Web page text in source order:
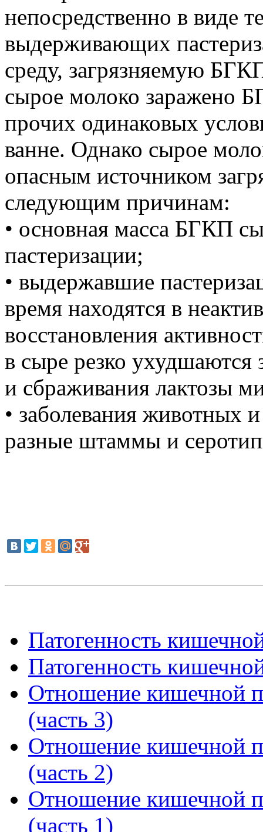
непосредственно в виде
выдерживающих
среду, загрязняемую
сырое молоко заражено
прочих одинаковых
ванне. Однако сырое
опасным источником
следующим причинам:
• основная масса БГКП
пастеризации;
• выдержавшие
время находятся в
восстановления
в сыре резко ухудшаются
и сбраживания лактозы
• заболевания животных
разные штаммы и
Патогенность
Патогенность
Отношение кишечной
(часть 3)
Отношение кишечной
(часть 2)
Отношение кишечной
(часть 1)